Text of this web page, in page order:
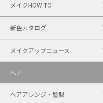
メイクHOW TO
新色カタログ
メイクアップニュース
ヘア
ヘアアレンジ・髪型